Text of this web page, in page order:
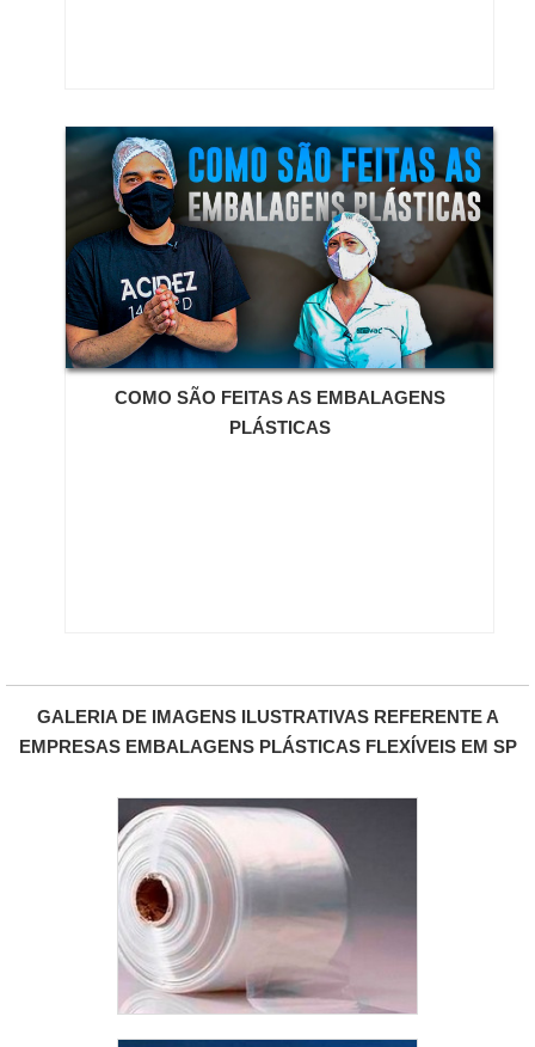
embalagens plásticas e flexíveis. Com foco na
experiência de seus clientes, a empresa assegura um
amplo catálogo com preço justo e acessível. Entre em
contato e saiba mais informações sobre a
contratação!.
COMO SÃO FEITAS AS EMBALAGENS
PLÁSTICAS
GALERIA DE IMAGENS ILUSTRATIVAS REFERENTE A
EMPRESAS EMBALAGENS PLÁSTICAS FLEXÍVEIS EM SP